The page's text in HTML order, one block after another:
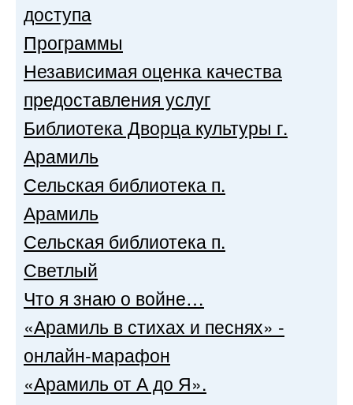
доступа
Программы
Независимая оценка качества
предоставления услуг
Библиотека Дворца культуры г.
Арамиль
Сельская библиотека п.
Арамиль
Сельская библиотека п.
Светлый
Что я знаю о войне…
«Арамиль в стихах и песнях» -
онлайн-марафон
«Арамиль от А до Я».